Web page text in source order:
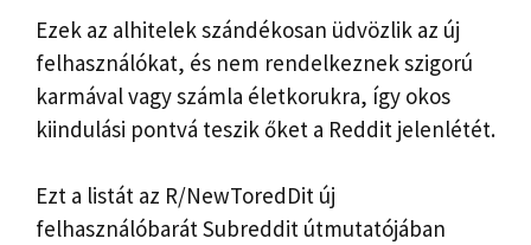
Ezek az alhitelek szándékosan üdvözlik az új
felhasználókat, és nem rendelkeznek szigorú
karmával vagy számla életkorukra, így okos
kiindulási pontvá teszik őket a Reddit jelenlétét.
Ezt a listát az R/NewToredDit új
felhasználóbarát Subreddit útmutatójában